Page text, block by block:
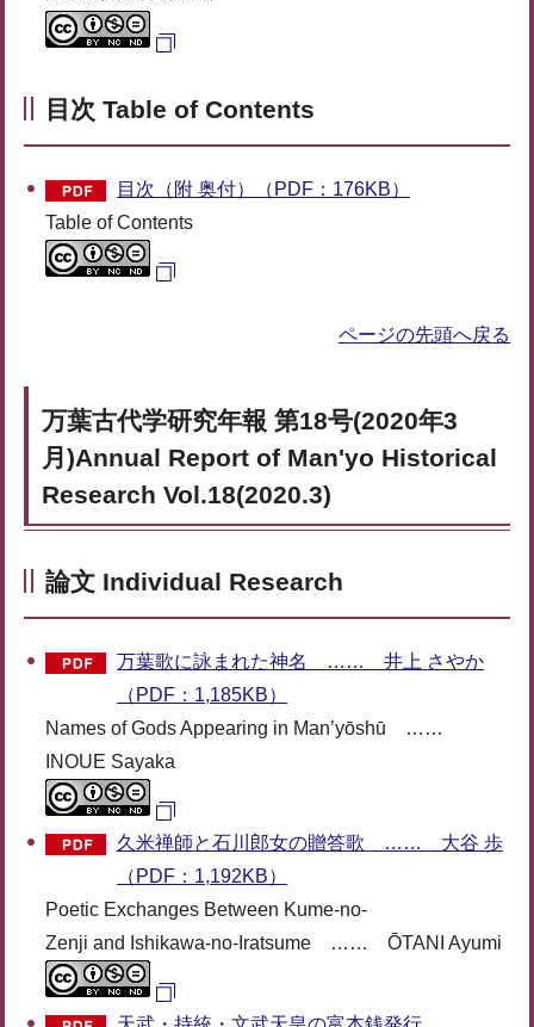
目次 Table of Contents
目次（附 奥付）（PDF：176KB）
Table of Contents
ページの先頭へ戻る
万葉古代学研究年報 第18号(2020年3
月)Annual Report of Man'yo Historical
Research Vol.18(2020.3)
論文 Individual Research
万葉歌に詠まれた神名 …… 井上 さやか
（PDF：1,185KB）
Names of Gods Appearing in Man’yōshū ……
INOUE Sayaka
久米禅師と石川郎女の贈答歌 …… 大谷 歩
（PDF：1,192KB）
Poetic Exchanges Between Kume-no-
Zenji and Ishikawa-no-Iratsume …… ŌTANI Ayumi